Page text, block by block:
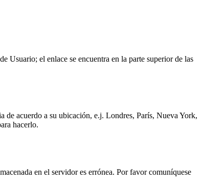
Usuario; el enlace se encuentra en la parte superior de las
de acuerdo a su ubicación, e.j. Londres, París, Nueva York,
hacerlo.
en el servidor es errónea. Por favor comuníquese